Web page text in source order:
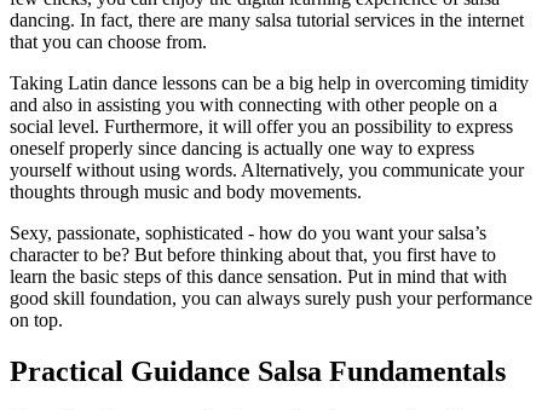
dancing. In fact, there are many salsa tutorial services in the internet
that you can choose from.
Taking Latin dance lessons can be a big help in overcoming timidity
and also in assisting you with connecting with other people on a
social level. Furthermore, it will offer you an possibility to express
oneself properly since dancing is actually one way to express
yourself without using words. Alternatively, you communicate your
thoughts through music and body movements.
Sexy, passionate, sophisticated - how do you want your salsa’s
character to be? But before thinking about that, you first have to
learn the basic steps of this dance sensation. Put in mind that with
good skill foundation, you can always surely push your performance
on top.
Practical Guidance Salsa Fundamentals